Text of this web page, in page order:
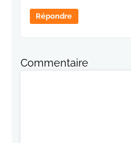
Répondre
Commentaire